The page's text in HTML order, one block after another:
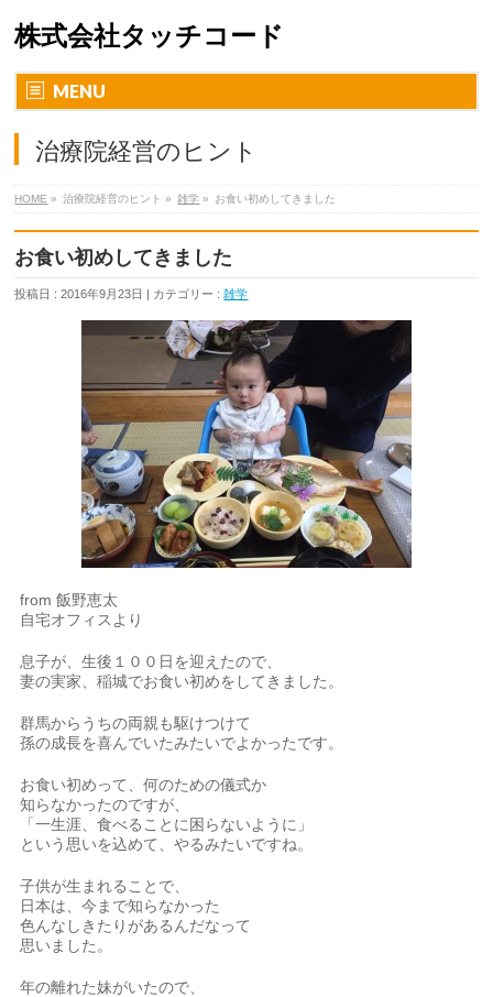
株式会社タッチコード
MENU
治療院経営のヒント
HOME » 治療院経営のヒント » 雑学 » お食い初めしてきました
お食い初めしてきました
投稿日 : 2016年9月23日 | カテゴリー :雑学
from 飯野恵太
自宅オフィスより
息子が、生後１００日を迎えたので、
妻の実家、稲城でお食い初めをしてきました。
群馬からうちの両親も駆けつけて
孫の成長を喜んでいたみたいでよかったです。
お食い初めって、何のための儀式か
知らなかったのですが、
「一生涯、食べることに困らないように」
という思いを込めて、やるみたいですね。
子供が生まれることで、
日本は、今まで知らなかった
色んなしきたりがあるんだなって
思いました。
年の離れた妹がいたので、